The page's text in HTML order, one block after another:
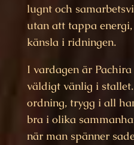
lugnt och
utan att tappa
känsla i ridningen.
I vardagen är
väldigt vänlig i
ordning, trygg i all
bra i olika
när man spänner